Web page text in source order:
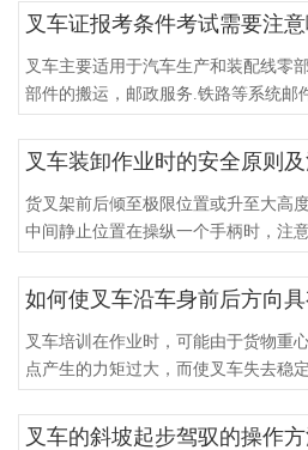
叉车证报考条件考试需要注
叉车主要适用于汽车生产和装配线零
部件的搬运，邮政服务.铁路等系统邮
叉车装卸作业时的安全原则
货叉架前后倾至极限位置或升至大高
中间静止位置在操纵一个手柄时，注
如何使叉车沿车身前后方向
叉车培训在作业时，可能由于货物重
点产生的力矩过大，而使叉车失去稳定
叉车的斜坡起步驾驭的操作